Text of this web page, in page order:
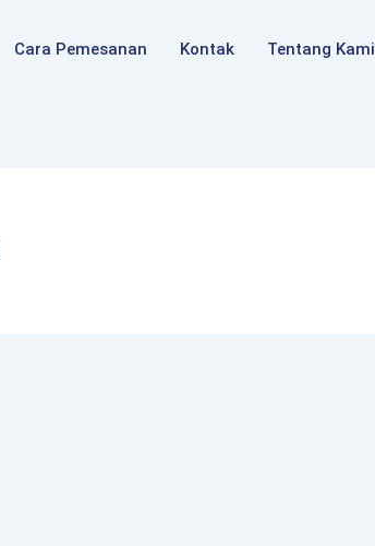
Cara Pemesanan Kontak Tentang Kami